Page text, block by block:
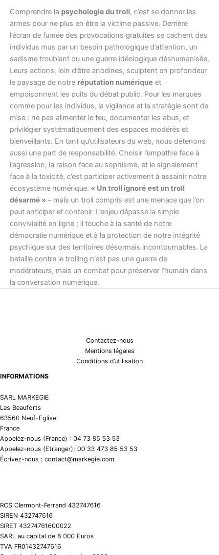
Comprendre la psychologie du troll, c’est se donner les
armes pour ne plus en être la victime passive. Derrière
l’écran de fumée des provocations gratuites se cachent des
individus mus par un besoin pathologique d’attention, un
sadisme troublant ou une guerre idéologique déshumanisée.
Leurs actions, loin d’être anodines, sculptent en profondeur
le paysage de notre réputation numérique et
empoisonnent les puits du débat public. Pour les marques
comme pour les individus, la vigilance et la stratégie sont de
mise : ne pas alimenter le feu, documenter les abus, et
privilégier systématiquement des espaces modérés et
bienveillants. En tant qu’utilisateurs du web, nous détenons
aussi une part de responsabilité. Choisir l’empathie face à
l’agression, la raison face au sophisme, et le signalement
face à la toxicité, c’est participer activement à assainir notre
écosystème numérique. « Un troll ignoré est un troll
désarmé » – mais un troll compris est une menace que l’on
peut anticiper et contenir. L’enjeu dépasse la simple
convivialité en ligne ; il touche à la santé de notre
démocratie numérique et à la protection de notre intégrité
psychique sur des territoires désormais incontournables. La
bataille contre le trolling n’est pas une guerre de
modérateurs, mais un combat pour préserver l’humain dans
la conversation numérique.
Contactez-nous
Mentions légales
Conditions d’utilisation
INFORMATIONS
SARL MARKEGIE
Les Beauforts
63560 Neuf-Eglise
France
Appelez-nous (France) : 04 73 85 53 53
Appelez-nous (Etranger): 00 33 473 85 53 53
Écrivez-nous : contact@markegie.com
RCS Clermont-Ferrand 432747616
SIREN 432747616
SIRET 43274761600022
SARL au capital de 8 000 Euros
TVA FR01432747616